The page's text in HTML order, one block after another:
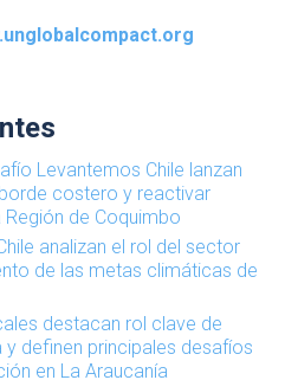
Levantemos Chile lanzan
costero y reactivar
de Coquimbo
analizan el rol del sector
de las metas climáticas de
destacan rol clave de
y definen principales desafíos
en La Araucanía